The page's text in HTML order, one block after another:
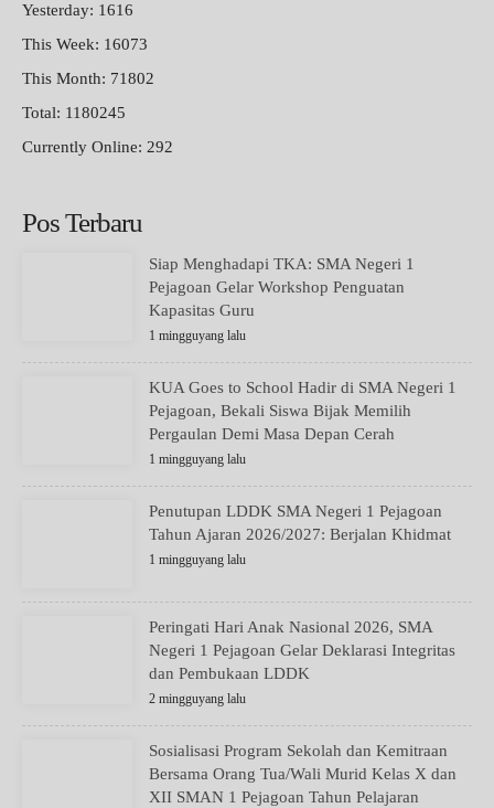
Yesterday: 1616
This Week: 16073
This Month: 71802
Total: 1180245
Currently Online: 292
Pos Terbaru
Siap Menghadapi TKA: SMA Negeri 1
Pejagoan Gelar Workshop Penguatan
Kapasitas Guru
1 mingguyang lalu
KUA Goes to School Hadir di SMA Negeri 1
Pejagoan, Bekali Siswa Bijak Memilih
Pergaulan Demi Masa Depan Cerah
1 mingguyang lalu
Penutupan LDDK SMA Negeri 1 Pejagoan
Tahun Ajaran 2026/2027: Berjalan Khidmat
1 mingguyang lalu
Peringati Hari Anak Nasional 2026, SMA
Negeri 1 Pejagoan Gelar Deklarasi Integritas
dan Pembukaan LDDK
2 mingguyang lalu
Sosialisasi Program Sekolah dan Kemitraan
Bersama Orang Tua/Wali Murid Kelas X dan
XII SMAN 1 Pejagoan Tahun Pelajaran